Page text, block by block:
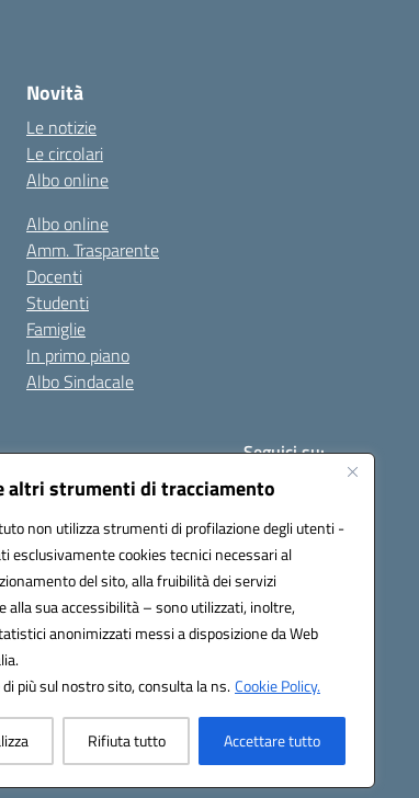
altri strumenti di tracciamento
non utilizza strumenti di profilazione degli utenti -
esclusivamente cookies tecnici necessari al
del sito, alla fruibilità dei servizi
alla sua accessibilità – sono utilizzati, inoltre,
anonimizzati messi a disposizione da Web
più sul nostro sito, consulta la ns.Cookie Policy.
Rifiuta tutto Accettare tutto
Novità
Le notizie
Le circolari
Albo online
Albo online
Amm. Trasparente
Docenti
Studenti
Famiglie
In primo piano
Albo Sindacale
Seguici su: